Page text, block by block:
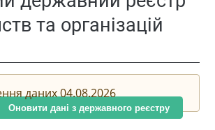
та організацій
даних 04.08.2026
Оновити дані з державного реєстру